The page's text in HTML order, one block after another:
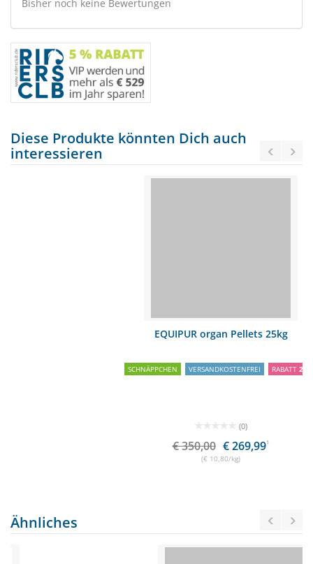
Bisher noch keine Bewertungen
Diese Produkte könnten Dich auch
interessieren
EQUIPUR organ Pellets 25kg
VERSANDKOSTENFREI RABATT23%
€ 269,99 1
Ähnliches